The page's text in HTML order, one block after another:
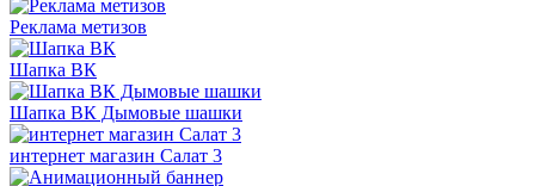
Реклама метизов
Шапка ВК
Шапка ВК Дымовые шашки
интернет магазин Салат 3